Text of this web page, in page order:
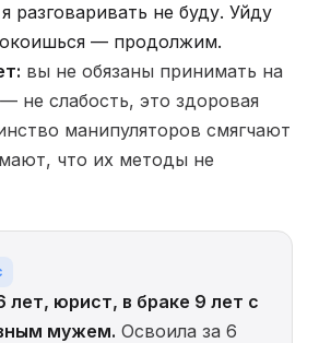
разговаривать не буду. Уйду
— продолжим.
вы не обязаны принимать на
не слабость, это здоровая
манипуляторов смягчают
что их методы не
лет, юрист, в браке 9 лет с
мужем. Освоила за 6